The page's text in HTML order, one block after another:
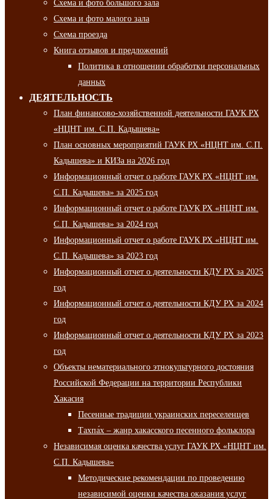
Схема и фото большого зала
Схема и фото малого зала
Схема проезда
Книга отзывов и предложений
Политика в отношении обработки персональных
данных
ДЕЯТЕЛЬНОСТЬ
План финансово-хозяйственной деятельности ГАУК РХ
«НЦНТ им. С.П. Кадышева»
План основных мероприятий ГАУК РХ «НЦНТ им. С.П.
Кадышева» и КИЗа на 2026 год
Информационный отчет о работе ГАУК РХ «НЦНТ им.
С.П. Кадышева» за 2025 год
Информационный отчет о работе ГАУК РХ «НЦНТ им.
С.П. Кадышева» за 2024 год
Информационный отчет о работе ГАУК РХ «НЦНТ им.
С.П. Кадышева» за 2023 год
Информационный отчет о деятельности КДУ РХ за 2025
год
Информационный отчет о деятельности КДУ РХ за 2024
год
Информационный отчет о деятельности КДУ РХ за 2023
год
Объекты нематериального этнокультурного достояния
Российской Федерации на территории Республики
Хакасия
Песенные традиции украинских переселенцев
Тахпа́х – жанр хакасского песенного фольклора
Независимая оценка качества услуг ГАУК РХ «НЦНТ им.
С.П. Кадышева»
Методические рекомендации по проведению
независимой оценки качества оказания услуг